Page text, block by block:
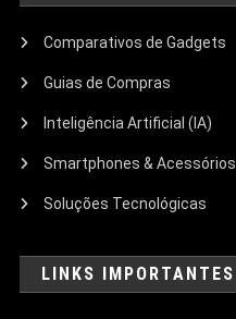
Comparativos de Gadgets
Guias de Compras
Inteligência Artificial (IA)
Smartphones & Acessórios
Soluções Tecnológicas
LINKS IMPORTANTES